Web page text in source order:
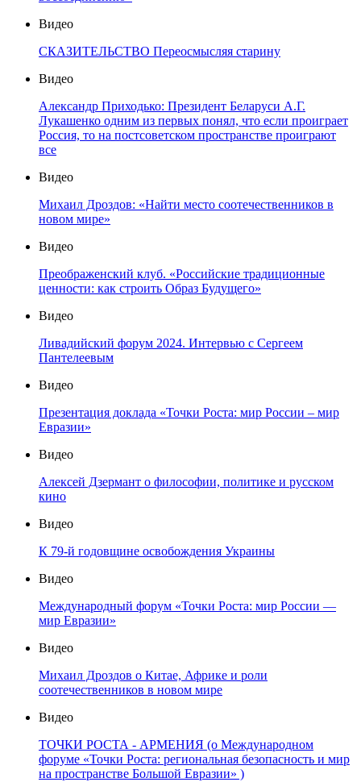
Видео
СКАЗИТЕЛЬСТВО Переосмысляя старину
Видео
Александр Приходько: Президент Беларуси А.Г.
Лукашенко одним из первых понял, что если проиграет
Россия, то на постсоветском пространстве проиграют
все
Видео
Михаил Дроздов: «Найти место соотечественников в
новом мире»
Видео
Преображенский клуб. «Российские традиционные
ценности: как строить Образ Будущего»
Видео
Ливадийский форум 2024. Интервью с Сергеем
Пантелеевым
Видео
Презентация доклада «Точки Роста: мир России – мир
Евразии»
Видео
Алексей Дзермант о философии, политике и русском
кино
Видео
К 79-й годовщине освобождения Украины
Видео
Международный форум «Точки Роста: мир России —
мир Евразии»
Видео
Михаил Дроздов о Китае, Африке и роли
соотечественников в новом мире
Видео
ТОЧКИ РОСТА - АРМЕНИЯ (о Международном
форуме «Точки Роста: региональная безопасность и мир
на пространстве Большой Евразии» )